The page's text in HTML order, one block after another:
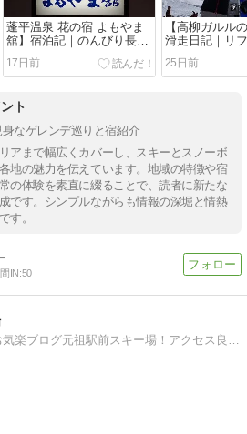
蓬平温泉 花の宿 よもやま
舘】宿泊記｜のんびり長湯
できる温泉とツヤツヤの美
味しいご飯！花舞台の演舞
17日前
【高柳ガルル
滑走日記｜リ
大満足！スタ
な初心者練習
25日前
ト
なゲレンデ巡りと宿紹介
アまで幅広くカバーし、スキーとスノーボ
地の魅力を伝えています。地域の特徴や宿
の体験を素直に綴ることで、読者に新たな
です。シンプルながらも情報の深堀と情熱
す。
IN:50
スキー場スタッフのお気楽ブログ元祖駅前スキー場！アクセス良好！お車でも関越道湯沢ICより約５ｋｍ、約10分！